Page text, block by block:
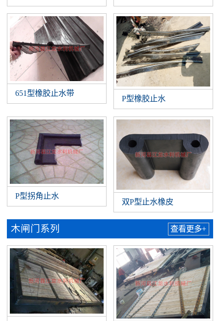
651型橡胶止水带
P型橡胶止水
P型拐角止水
双P型止水橡皮
木闸门系列 查看更多+